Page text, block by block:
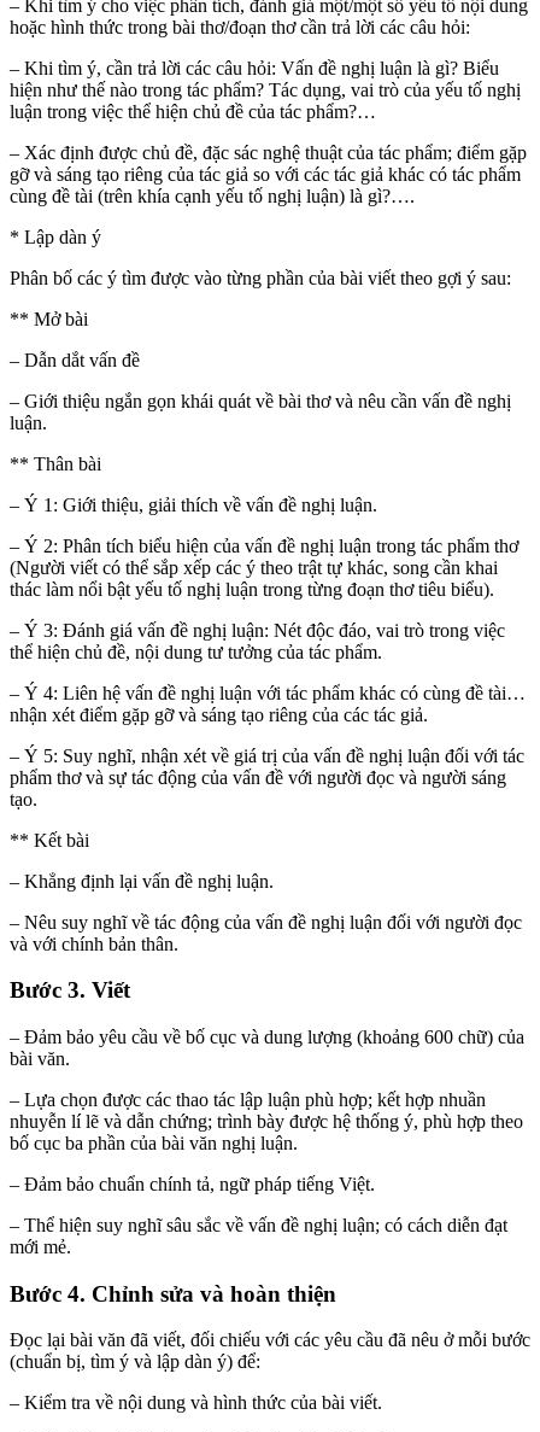
– Khi tìm ý cho việc phân tích, đánh giá một/một số yếu tố nội dung
hoặc hình thức trong bài thơ/đoạn thơ cần trả lời các câu hỏi:
– Khi tìm ý, cần trả lời các câu hỏi: Vấn đề nghị luận là gì? Biểu
hiện như thế nào trong tác phẩm? Tác dụng, vai trò của yếu tố nghị
luận trong việc thể hiện chủ đề của tác phẩm?…
– Xác định được chủ đề, đặc sác nghệ thuật của tác phẩm; điểm gặp
gỡ và sáng tạo riêng của tác giả so với các tác giả khác có tác phẩm
cùng đề tài (trên khía cạnh yếu tố nghị luận) là gì?….
* Lập dàn ý
Phân bố các ý tìm được vào từng phần của bài viết theo gợi ý sau:
** Mở bài
– Dẫn dắt vấn đề
– Giới thiệu ngắn gọn khái quát về bài thơ và nêu cần vấn đề nghị
luận.
** Thân bài
– Ý 1: Giới thiệu, giải thích về vấn đề nghị luận.
– Ý 2: Phân tích biểu hiện của vấn đề nghị luận trong tác phẩm thơ
(Người viết có thể sắp xếp các ý theo trật tự khác, song cần khai
thác làm nổi bật yếu tố nghị luận trong từng đoạn thơ tiêu biểu).
– Ý 3: Đánh giá vấn đề nghị luận: Nét độc đáo, vai trò trong việc
thể hiện chủ đề, nội dung tư tưởng của tác phẩm.
– Ý 4: Liên hệ vấn đề nghị luận với tác phẩm khác có cùng đề tài…
nhận xét điểm gặp gỡ và sáng tạo riêng của các tác giả.
– Ý 5: Suy nghĩ, nhận xét về giá trị của vấn đề nghị luận đối với tác
phẩm thơ và sự tác động của vấn đề với người đọc và người sáng
tạo.
** Kết bài
– Khẳng định lại vấn đề nghị luận.
– Nêu suy nghĩ về tác động của vấn đề nghị luận đối với người đọc
và với chính bản thân.
Bước 3. Viết
– Đảm bảo yêu cầu về bố cục và dung lượng (khoảng 600 chữ) của
bài văn.
– Lựa chọn được các thao tác lập luận phù hợp; kết hợp nhuần
nhuyễn lí lẽ và dẫn chứng; trình bày được hệ thống ý, phù hợp theo
bố cục ba phần của bài văn nghị luận.
– Đảm bảo chuẩn chính tả, ngữ pháp tiếng Việt.
– Thể hiện suy nghĩ sâu sắc về vấn đề nghị luận; có cách diễn đạt
mới mẻ.
Bước 4. Chỉnh sửa và hoàn thiện
Đọc lại bài văn đã viết, đối chiếu với các yêu cầu đã nêu ở mỗi bước
(chuẩn bị, tìm ý và lập dàn ý) để:
– Kiểm tra về nội dung và hình thức của bài viết.